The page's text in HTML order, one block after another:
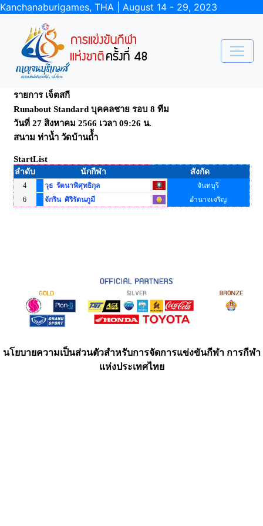
Kanchanaburigames, THA | August 14 - 29, 2023
รายการ เจ็ตสกี
Runabout Standard บุคคลชาย รอบ 8 ทีม
วันที่ 27 สิงหาคม 2566 เวลา 09:26 น.
สนาม ท่าน้ำ วัดบ้านถ้้ำ
StartList
ลำดับ นักกีฬา สังกัด
4 วุธ รัตนาพิศุทธิกุล
จันทบุรี
6
จักริน ศิริรัตนภูมี อำนาจเจริญ
นโยบายความเป็นส่วนตัวสำหรับการจัดการแข่งขันกีฬา การกีฬา
แห่งประเทศไทย